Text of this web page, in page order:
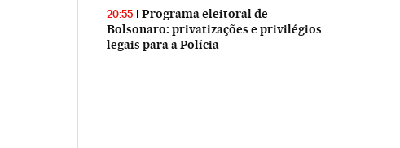
20:55
Programa eleitoral de
Bolsonaro: privatizações e privilégios
legais para a Polícia